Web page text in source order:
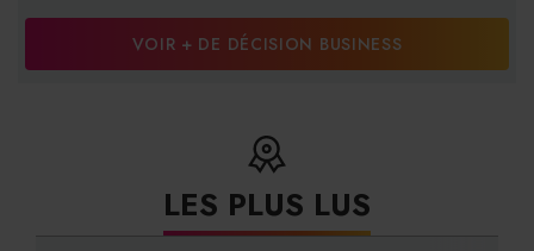
VOIR + DE DÉCISION BUSINESS
LES PLUS LUS